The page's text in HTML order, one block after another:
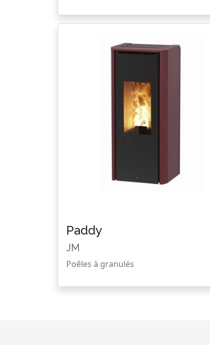
Paddy
JM
Poêles à granulés